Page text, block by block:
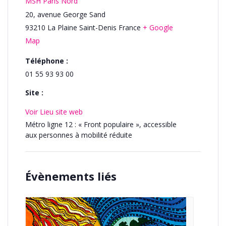
20, avenue George Sand
93210 La Plaine Saint-Denis France + Google
Map
Téléphone :
01 55 93 93 00
Site :
Voir Lieu site web
Métro ligne 12 : « Front populaire », accessible
aux personnes à mobilité réduite
Évènements liés